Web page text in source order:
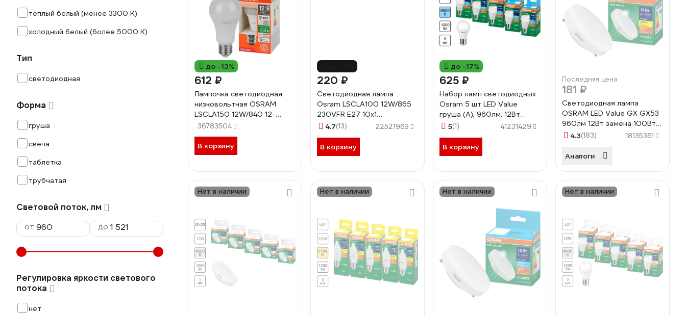
теплый белый (менее 3300 К)
холодный белый (более 5000 К)
Тип
светодиодная
Форма
груша
свеча
таблетка
трубчатая
Световой поток, лм
от
до
Регулировка яркости светового
потока
нет
до -13%
612 ₽
Лампочка светодиодная
низковольтная OSRAM
LSCLA150 12W/840 12-
36VFR E27 FS1
4099854334511
36783504
В корзину
220 ₽
Светодиодная лампа
Osram LSCLA100 12W/865
230VFR E27 10x1
4058075695351
4.7(13) 22521969
В корзину
до -17%
625 ₽
Набор ламп светодиодных
Osram 5 шт LED Value
груша (A), 960лм, 12Вт
(замена 100Вт), 6500К E27
5(1) 41231429
В корзину
Последняя цена
181 ₽
Светодиодная лампа
OSRAM LED Value GX GX53
960лм 12Вт замена 100Вт
3000К теплый белый свет
4.3(183) 18135361
Аналоги
Нет в наличии Нет в наличии Нет в наличии Нет в наличии